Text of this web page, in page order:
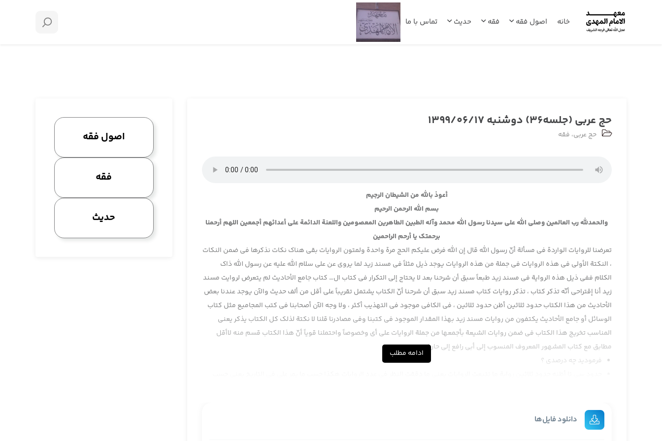
خانه اصول فقه فقه حدیث تماس با ما
حج عربی (جلسه36) دوشنبه 1399/06/17
حج عربی، فقه
أعوذ بالله من الشيطان الرجيم
بسم الله الرحمن الرحيم
والحمدلله رب العالمين وصلى الله على سيدنا رسول الله محمد وآله الطبين الطاهرين المعصومين واللعنة الدائمة على أعدائهم أجمعين اللهم أرحمنا
برحمتك يا أرحم الراحمين
تعرضنا للروايات الواردة في مسألة أنّ رسول الله قال إن الله فرض عليكم الحج مرة واحدة ولمتون الروايات بقي هناك نكات نذكرها في ضمن النكات
، النكتة الأولى في هذه الروايات في جملة من هذه الروايات يوجد ذيل مثلاً في مسند زيد لما يروي عن علي سلام الله عليه عن رسول الله ذاك
الكلام ففي ذيل هذه الرواية في مسند زيد طبعاً سبق أن شرحنا بعد لا يحتاج إلى التكرار في كتاب ال… كتاب جامع الأحاديث لم يتعرض لروايت مسند
زيد أنا إقتراحي أنّه تذكر كتاب ، تذكر روايات كتاب مسند زيد سبق أن شرحنا أنّ الكتاب يشتمل تقريباً على أقل من ألف حديث والآن يوجد عندنا بعض
الأحاديث من هذا الكتاب حدود ثلاثين أظن حدود ثلاثين ، في الكافي موجود في التهذيب أكثر ، ولا وجه الآن أصحابنا في كتب المجاميع مثل كتاب
الوسائل أو جامع الأحاديث يكتفون من روايات مسند زيد بهذا المقدار الموجود في كتبنا وفي مصادرنا قلنا لا نكتة لذلك كل الكتاب يذكر يعني
المناسب تخريج هذا الكتاب في ضمن روايات الشيعة بأجمعها من جملة الروايات على أي وخصوصاً واحتملنا قوياً أنّ هذا الكتاب قسم منه لاأقل
مطابق مع كتاب المشهور المعروف المنسوب إلى أبي رافع إلى حارث …
فرمودید چه درصدی ؟
نه فرمودید از ابی رافع است چند درصدش از کتاب ابی رافع ؟
الآن لا نستطيع أن نحدد إجمالاً جملة من هذا الكتاب واضح أنّه من كتاب أبي رافع يعني بعبارة أخرى جملة من روايات هذا الكتاب واضح أنّه من
ادامه مطلب
دانلود فایل‌ها
اصول فقه
فقه
حدیث